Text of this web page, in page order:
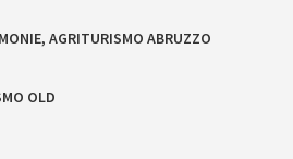
AGRITURISMO ABRUZZO
OLD